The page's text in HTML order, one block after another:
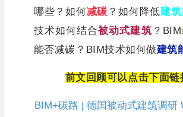
哪些？如何减碳 ？如何降低建
技术如何结合被动式建筑 ？BIM
能否减碳？BIM技术如何做建筑
前文回顾可以点击下面链
BIM+碳路 | 德国被动式建筑调研